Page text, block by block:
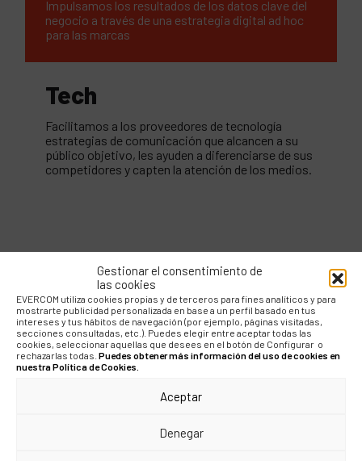
Gestionar el consentimiento de
las cookies
EVERCOM utiliza cookies propias y de terceros para fines analíticos y para
mostrarte publicidad personalizada en base a un perfil basado en tus
intereses y tus hábitos de navegación (por ejemplo, páginas visitadas,
secciones consultadas, etc.). Puedes elegir entre aceptar todas las
cookies, seleccionar aquellas que desees en el botón de Configurar o
rechazarlas todas. Puedes obtener más información del uso de cookies en
nuestra Política de Cookies.
Aceptar
Denegar
Impulsamos los resultados de los datos clave del
negocio a través de una estrategia digital ad hoc
para las marcas
Tech
Facilitamos a los proveedores de tecnología
estrategias de comunicación que alcancen a su
público objetivo, les ayuden a diferenciarse de sus
competidores y capten la atención de los medios.
EL EQUIPO
Los lazos que
creamos para los
clientes también nos
unen a nosotros.